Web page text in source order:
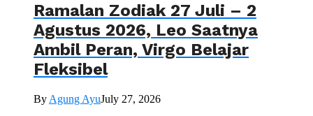
Ramalan Zodiak 27 Juli – 2
Agustus 2026, Leo Saatnya
Ambil Peran, Virgo Belajar
Fleksibel
By Agung AyuJuly 27, 2026